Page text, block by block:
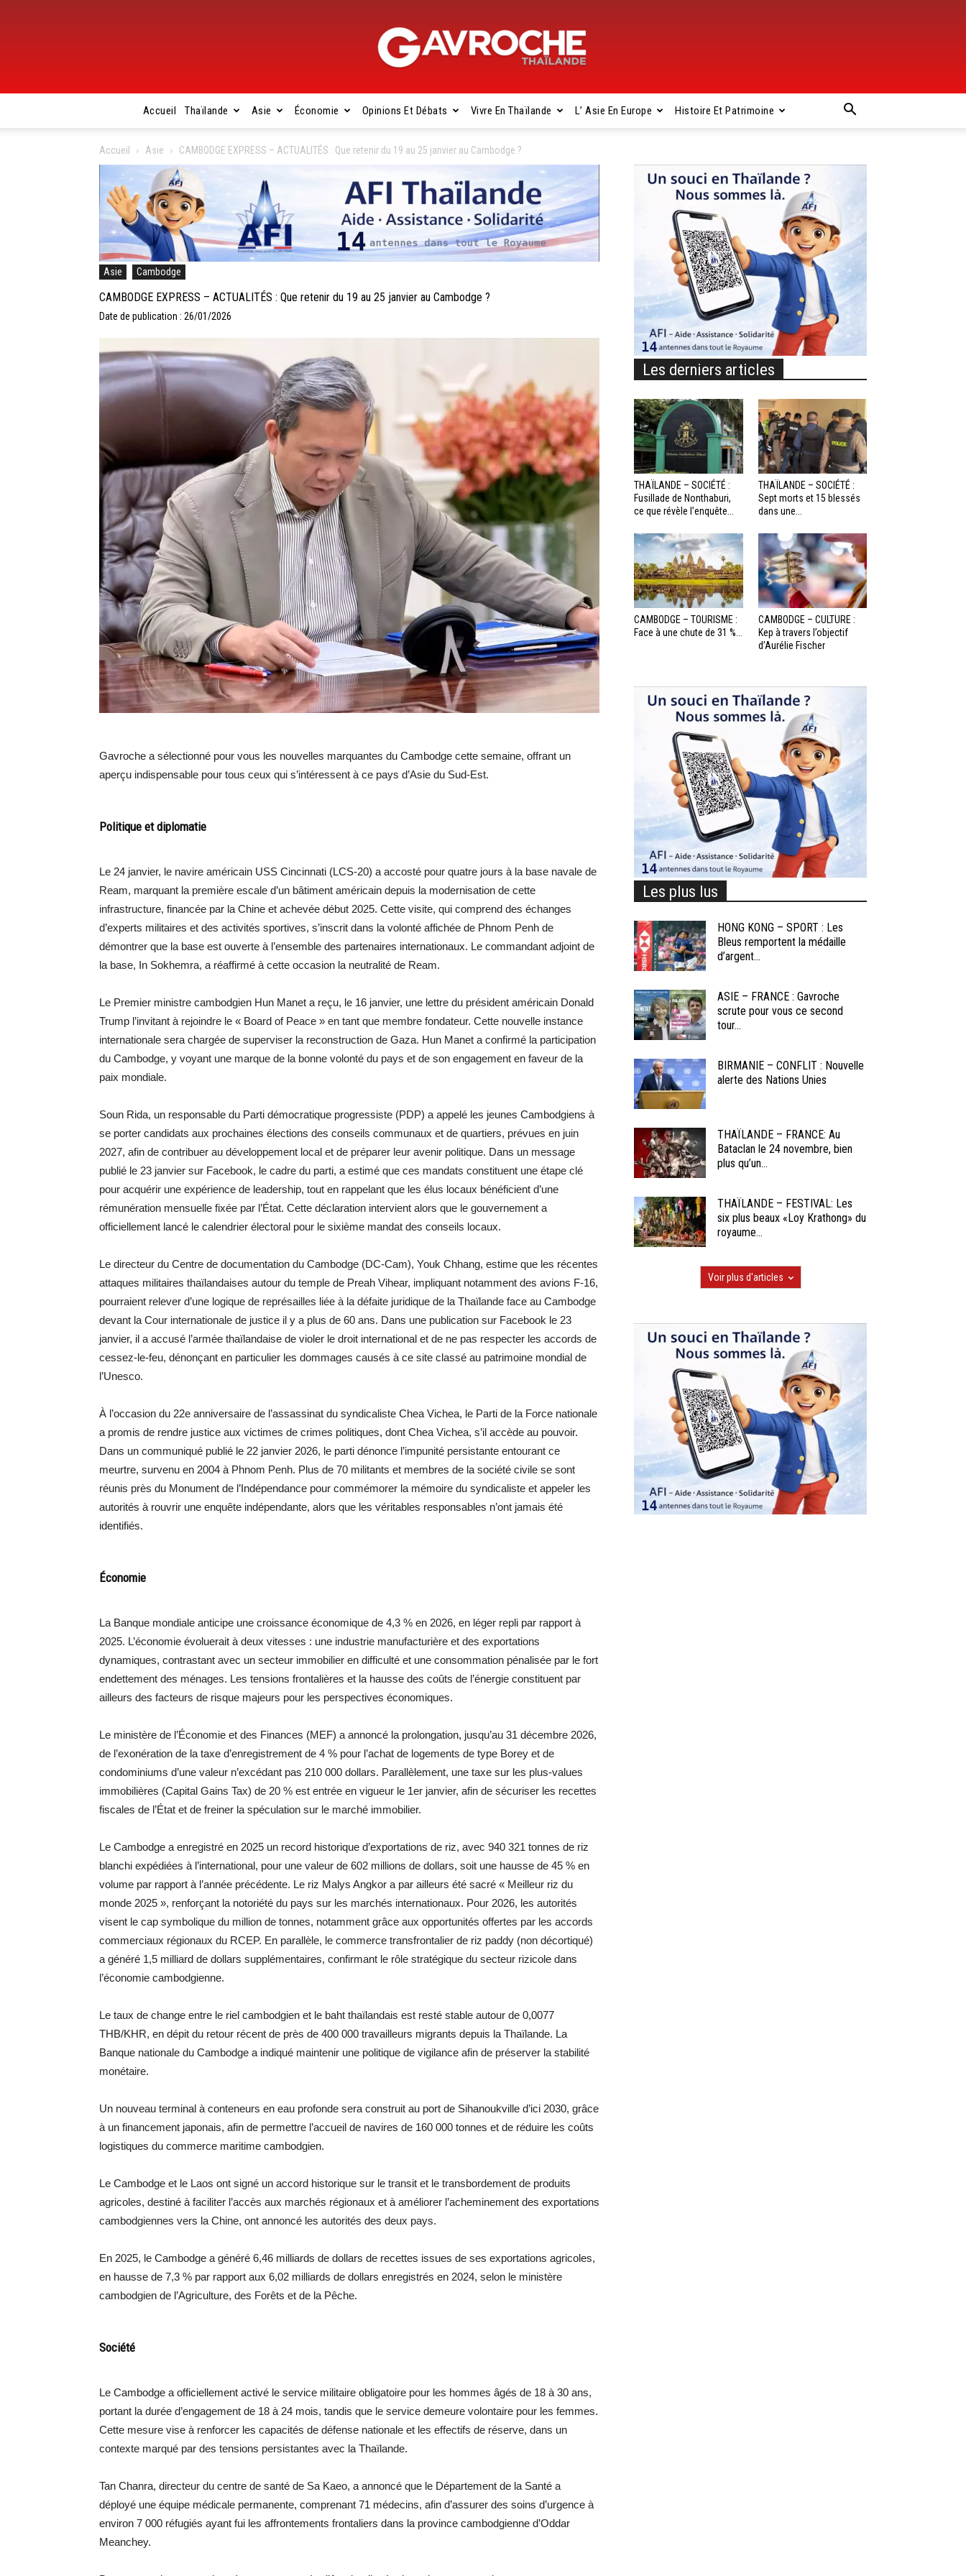
Gavroche
Thaïlande
Accueil Thaïlande Asie Économie Opinions Et Débats Vivre En Thaïlande L’ Asie En Europe Histoire Et Patrimoine
Accueil Asie CAMBODGE EXPRESS – ACTUALITÉS : Que retenir du 19 au 25 janvier au Cambodge ?
Asie Cambodge
CAMBODGE EXPRESS – ACTUALITÉS : Que retenir du 19 au 25 janvier au Cambodge ?
Date de publication : 26/01/2026
Gavroche a sélectionné pour vous les nouvelles marquantes du Cambodge cette semaine, offrant un
aperçu indispensable pour tous ceux qui s’intéressent à ce pays d’Asie du Sud-Est.
Politique et diplomatie
Le 24 janvier, le navire américain USS Cincinnati (LCS-20) a accosté pour quatre jours à la base navale de
Ream, marquant la première escale d’un bâtiment américain depuis la modernisation de cette
infrastructure, financée par la Chine et achevée début 2025. Cette visite, qui comprend des échanges
d’experts militaires et des activités sportives, s’inscrit dans la volonté affichée de Phnom Penh de
démontrer que la base est ouverte à l’ensemble des partenaires internationaux. Le commandant adjoint de
la base, In Sokhemra, a réaffirmé à cette occasion la neutralité de Ream.
Le Premier ministre cambodgien Hun Manet a reçu, le 16 janvier, une lettre du président américain Donald
Trump l’invitant à rejoindre le « Board of Peace » en tant que membre fondateur. Cette nouvelle instance
internationale sera chargée de superviser la reconstruction de Gaza. Hun Manet a confirmé la participation
du Cambodge, y voyant une marque de la bonne volonté du pays et de son engagement en faveur de la
paix mondiale.
Soun Rida, un responsable du Parti démocratique progressiste (PDP) a appelé les jeunes Cambodgiens à
se porter candidats aux prochaines élections des conseils communaux et de quartiers, prévues en juin
2027, afin de contribuer au développement local et de préparer leur avenir politique. Dans un message
publié le 23 janvier sur Facebook, le cadre du parti, a estimé que ces mandats constituent une étape clé
pour acquérir une expérience de leadership, tout en rappelant que les élus locaux bénéficient d’une
rémunération mensuelle fixée par l’État. Cette déclaration intervient alors que le gouvernement a
officiellement lancé le calendrier électoral pour le sixième mandat des conseils locaux.
Le directeur du Centre de documentation du Cambodge (DC-Cam), Youk Chhang, estime que les récentes
attaques militaires thaïlandaises autour du temple de Preah Vihear, impliquant notamment des avions F-16,
pourraient relever d’une logique de représailles liée à la défaite juridique de la Thaïlande face au Cambodge
devant la Cour internationale de justice il y a plus de 60 ans. Dans une publication sur Facebook le 23
janvier, il a accusé l’armée thaïlandaise de violer le droit international et de ne pas respecter les accords de
cessez-le-feu, dénonçant en particulier les dommages causés à ce site classé au patrimoine mondial de
l’Unesco.
À l’occasion du 22e anniversaire de l’assassinat du syndicaliste Chea Vichea, le Parti de la Force nationale
a promis de rendre justice aux victimes de crimes politiques, dont Chea Vichea, s’il accède au pouvoir.
Dans un communiqué publié le 22 janvier 2026, le parti dénonce l’impunité persistante entourant ce
meurtre, survenu en 2004 à Phnom Penh. Plus de 70 militants et membres de la société civile se sont
réunis près du Monument de l’Indépendance pour commémorer la mémoire du syndicaliste et appeler les
autorités à rouvrir une enquête indépendante, alors que les véritables responsables n’ont jamais été
identifiés.
Économie
La Banque mondiale anticipe une croissance économique de 4,3 % en 2026, en léger repli par rapport à
2025. L’économie évoluerait à deux vitesses : une industrie manufacturière et des exportations
dynamiques, contrastant avec un secteur immobilier en difficulté et une consommation pénalisée par le fort
endettement des ménages. Les tensions frontalières et la hausse des coûts de l’énergie constituent par
ailleurs des facteurs de risque majeurs pour les perspectives économiques.
Le ministère de l’Économie et des Finances (MEF) a annoncé la prolongation, jusqu’au 31 décembre 2026,
de l’exonération de la taxe d’enregistrement de 4 % pour l’achat de logements de type Borey et de
condominiums d’une valeur n’excédant pas 210 000 dollars. Parallèlement, une taxe sur les plus-values
immobilières (Capital Gains Tax) de 20 % est entrée en vigueur le 1er janvier, afin de sécuriser les recettes
fiscales de l’État et de freiner la spéculation sur le marché immobilier.
Le Cambodge a enregistré en 2025 un record historique d’exportations de riz, avec 940 321 tonnes de riz
blanchi expédiées à l’international, pour une valeur de 602 millions de dollars, soit une hausse de 45 % en
volume par rapport à l’année précédente. Le riz Malys Angkor a par ailleurs été sacré « Meilleur riz du
monde 2025 », renforçant la notoriété du pays sur les marchés internationaux. Pour 2026, les autorités
visent le cap symbolique du million de tonnes, notamment grâce aux opportunités offertes par les accords
commerciaux régionaux du RCEP. En parallèle, le commerce transfrontalier de riz paddy (non décortiqué)
a généré 1,5 milliard de dollars supplémentaires, confirmant le rôle stratégique du secteur rizicole dans
l’économie cambodgienne.
Le taux de change entre le riel cambodgien et le baht thaïlandais est resté stable autour de 0,0077
THB/KHR, en dépit du retour récent de près de 400 000 travailleurs migrants depuis la Thaïlande. La
Banque nationale du Cambodge a indiqué maintenir une politique de vigilance afin de préserver la stabilité
monétaire.
Un nouveau terminal à conteneurs en eau profonde sera construit au port de Sihanoukville d’ici 2030, grâce
à un financement japonais, afin de permettre l’accueil de navires de 160 000 tonnes et de réduire les coûts
logistiques du commerce maritime cambodgien.
Le Cambodge et le Laos ont signé un accord historique sur le transit et le transbordement de produits
agricoles, destiné à faciliter l’accès aux marchés régionaux et à améliorer l’acheminement des exportations
cambodgiennes vers la Chine, ont annoncé les autorités des deux pays.
En 2025, le Cambodge a généré 6,46 milliards de dollars de recettes issues de ses exportations agricoles,
en hausse de 7,3 % par rapport aux 6,02 milliards de dollars enregistrés en 2024, selon le ministère
cambodgien de l’Agriculture, des Forêts et de la Pêche.
Société
Le Cambodge a officiellement activé le service militaire obligatoire pour les hommes âgés de 18 à 30 ans,
portant la durée d’engagement de 18 à 24 mois, tandis que le service demeure volontaire pour les femmes.
Cette mesure vise à renforcer les capacités de défense nationale et les effectifs de réserve, dans un
contexte marqué par des tensions persistantes avec la Thaïlande.
Tan Chanra, directeur du centre de santé de Sa Kaeo, a annoncé que le Département de la Santé a
déployé une équipe médicale permanente, comprenant 71 médecins, afin d’assurer des soins d’urgence à
environ 7 000 réfugiés ayant fui les affrontements frontaliers dans la province cambodgienne d’Oddar
Meanchey.
Les derniers articles
THAÏLANDE – SOCIÉTÉ :
Fusillade de Nonthaburi,
ce que révèle l’enquête...
THAÏLANDE – SOCIÉTÉ :
Sept morts et 15 blessés
dans une...
CAMBODGE – TOURISME :
Face à une chute de 31 %...
CAMBODGE – CULTURE :
Kep à travers l’objectif
d’Aurélie Fischer
Les plus lus
HONG KONG – SPORT : Les
Bleus remportent la médaille
d’argent...
ASIE – FRANCE : Gavroche
scrute pour vous ce second
tour...
BIRMANIE – CONFLIT : Nouvelle
alerte des Nations Unies
THAÏLANDE – FRANCE: Au
Bataclan le 24 novembre, bien
plus qu’un...
THAÏLANDE – FESTIVAL: Les
six plus beaux «Loy Krathong» du
royaume...
Voir plus d'articles